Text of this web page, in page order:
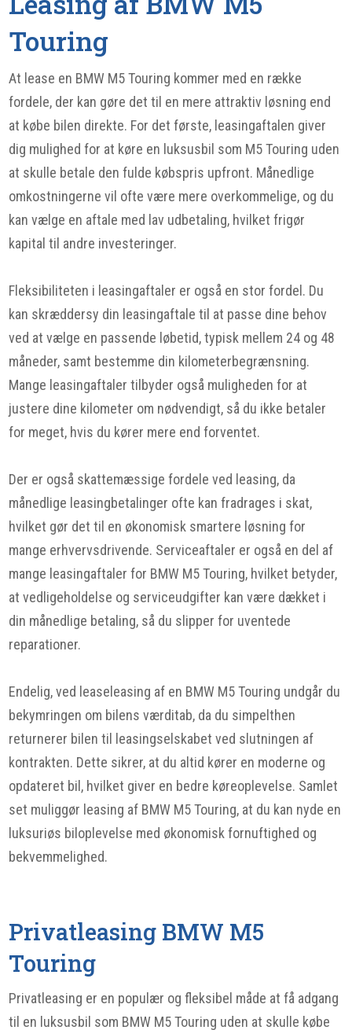
Touring
At lease en BMW M5 Touring kommer med en række
fordele, der kan gøre det til en mere attraktiv løsning end
at købe bilen direkte. For det første, leasingaftalen giver
dig mulighed for at køre en luksusbil som M5 Touring uden
at skulle betale den fulde købspris upfront. Månedlige
omkostningerne vil ofte være mere overkommelige, og du
kan vælge en aftale med lav udbetaling, hvilket frigør
kapital til andre investeringer.
Fleksibiliteten i leasingaftaler er også en stor fordel. Du
kan skræddersy din leasingaftale til at passe dine behov
ved at vælge en passende løbetid, typisk mellem 24 og 48
måneder, samt bestemme din kilometerbegrænsning.
Mange leasingaftaler tilbyder også muligheden for at
justere dine kilometer om nødvendigt, så du ikke betaler
for meget, hvis du kører mere end forventet.
Der er også skattemæssige fordele ved leasing, da
månedlige leasingbetalinger ofte kan fradrages i skat,
hvilket gør det til en økonomisk smartere løsning for
mange erhvervsdrivende. Serviceaftaler er også en del af
mange leasingaftaler for BMW M5 Touring, hvilket betyder,
at vedligeholdelse og serviceudgifter kan være dækket i
din månedlige betaling, så du slipper for uventede
reparationer.
Endelig, ved leaseleasing af en BMW M5 Touring undgår du
bekymringen om bilens værditab, da du simpelthen
returnerer bilen til leasingselskabet ved slutningen af
kontrakten. Dette sikrer, at du altid kører en moderne og
opdateret bil, hvilket giver en bedre køreoplevelse. Samlet
set muliggør leasing af BMW M5 Touring, at du kan nyde en
luksuriøs biloplevelse med økonomisk fornuftighed og
bekvemmelighed.
Privatleasing BMW M5
Touring
Privatleasing er en populær og fleksibel måde at få adgang
til en luksusbil som BMW M5 Touring uden at skulle købe